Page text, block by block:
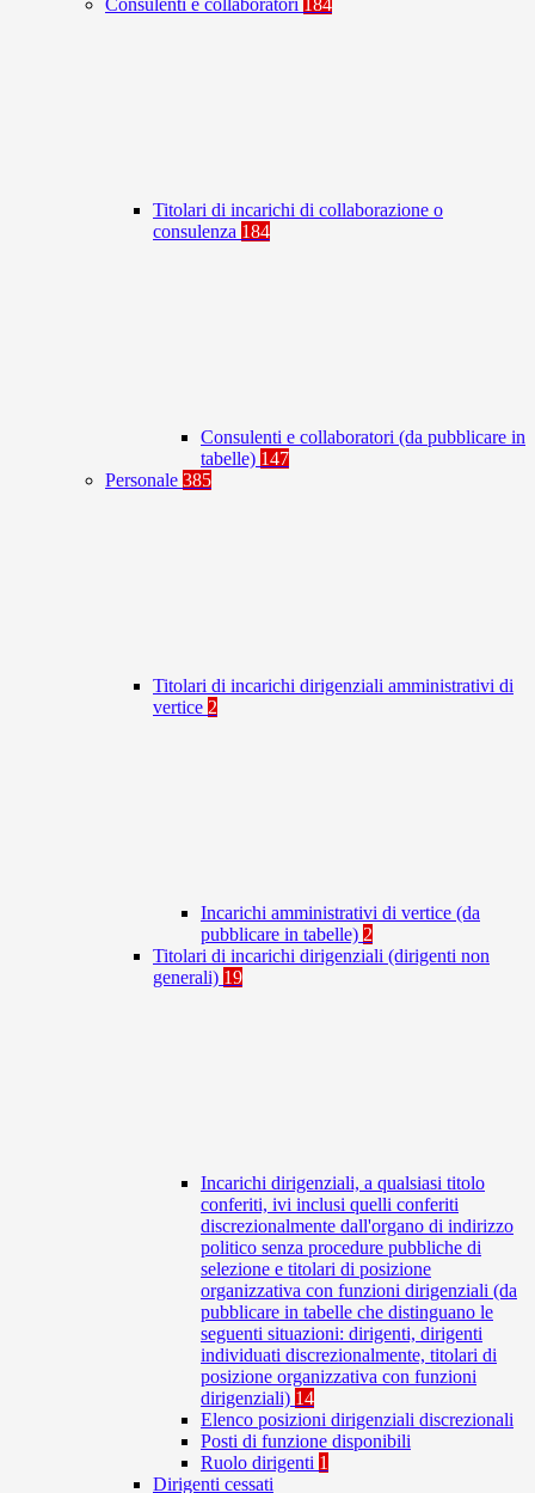
Consulenti e collaboratori 184
Titolari di incarichi di collaborazione o
consulenza 184
Consulenti e collaboratori (da pubblicare in
tabelle) 147
Personale 385
Titolari di incarichi dirigenziali amministrativi di
vertice 2
Incarichi amministrativi di vertice (da
pubblicare in tabelle) 2
Titolari di incarichi dirigenziali (dirigenti non
generali) 19
Incarichi dirigenziali, a qualsiasi titolo
conferiti, ivi inclusi quelli conferiti
discrezionalmente dall'organo di indirizzo
politico senza procedure pubbliche di
selezione e titolari di posizione
organizzativa con funzioni dirigenziali (da
pubblicare in tabelle che distinguano le
seguenti situazioni: dirigenti, dirigenti
individuati discrezionalmente, titolari di
posizione organizzativa con funzioni
dirigenziali) 14
Elenco posizioni dirigenziali discrezionali
Posti di funzione disponibili
Ruolo dirigenti 1
Dirigenti cessati